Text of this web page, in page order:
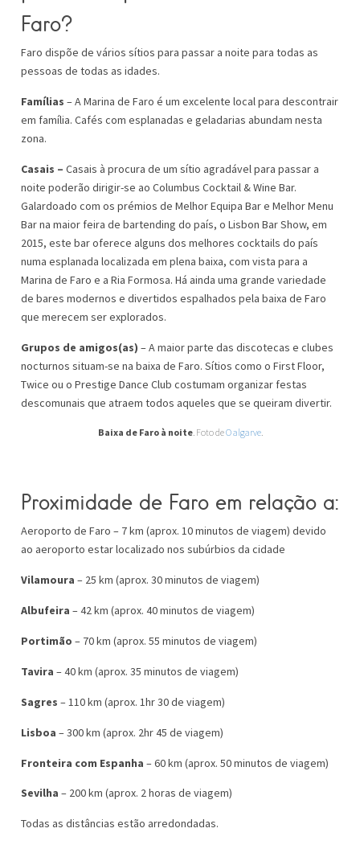
Faro?
Faro dispõe de vários sítios para passar a noite para todas as
pessoas de todas as idades.
Famílias – A Marina de Faro é um excelente local para descontrair
em família. Cafés com esplanadas e geladarias abundam nesta
zona.
Casais – Casais à procura de um sítio agradável para passar a
noite poderão dirigir-se ao Columbus Cocktail & Wine Bar.
Galardoado com os prémios de Melhor Equipa Bar e Melhor Menu
Bar na maior feira de bartending do país, o Lisbon Bar Show, em
2015, este bar oferece alguns dos melhores cocktails do país
numa esplanada localizada em plena baixa, com vista para a
Marina de Faro e a Ria Formosa. Há ainda uma grande variedade
de bares modernos e divertidos espalhados pela baixa de Faro
que merecem ser explorados.
Grupos de amigos(as) – A maior parte das discotecas e clubes
nocturnos situam-se na baixa de Faro. Sítios como o First Floor,
Twice ou o Prestige Dance Club costumam organizar festas
descomunais que atraem todos aqueles que se queiram divertir.
Baixa de Faro à noite. Foto deO algarve.
Proximidade de Faro em relação a:
Aeroporto de Faro – 7 km (aprox. 10 minutos de viagem) devido
ao aeroporto estar localizado nos subúrbios da cidade
Vilamoura – 25 km (aprox. 30 minutos de viagem)
Albufeira – 42 km (aprox. 40 minutos de viagem)
Portimão – 70 km (aprox. 55 minutos de viagem)
Tavira – 40 km (aprox. 35 minutos de viagem)
Sagres – 110 km (aprox. 1hr 30 de viagem)
Lisboa – 300 km (aprox. 2hr 45 de viagem)
Fronteira com Espanha – 60 km (aprox. 50 minutos de viagem)
Sevilha – 200 km (aprox. 2 horas de viagem)
Todas as distâncias estão arredondadas.